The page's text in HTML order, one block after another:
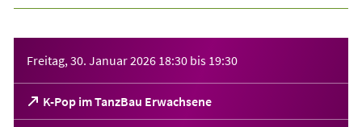
Freitag, 30. Januar 2026 18:30 bis 19:30
K-Pop im TanzBau Erwachsene
(Öffnet
in